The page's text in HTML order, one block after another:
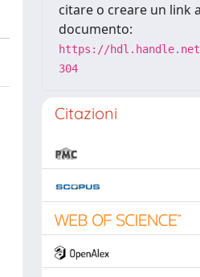
citare o creare un link
documento:
https://hdl.handle.net/
304
Citazioni